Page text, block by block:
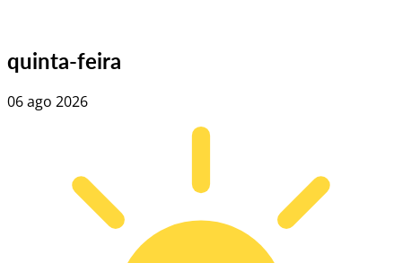
quinta-feira
06 ago 2026